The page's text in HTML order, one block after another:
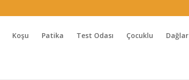
Koşu Patika Test Odası Çocuklu Dağlar